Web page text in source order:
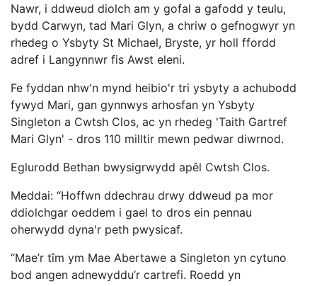
Nawr, i ddweud diolch am y gofal a gafodd y teulu,
bydd Carwyn, tad Mari Glyn, a chriw o gefnogwyr yn
rhedeg o Ysbyty St Michael, Bryste, yr holl ffordd
adref i Langynnwr fis Awst eleni.
Fe fyddan nhw'n mynd heibio'r tri ysbyty a achubodd
fywyd Mari, gan gynnwys arhosfan yn Ysbyty
Singleton a Cwtsh Clos, ac yn rhedeg 'Taith Gartref
Mari Glyn' - dros 110 milltir mewn pedwar diwrnod.
Eglurodd Bethan bwysigrwydd apêl Cwtsh Clos.
Meddai: “Hoffwn ddechrau drwy ddweud pa mor
ddiolchgar oeddem i gael to dros ein pennau
oherwydd dyna'r peth pwysicaf.
“Mae’r tîm ym Mae Abertawe a Singleton yn cytuno
bod angen adnewyddu’r cartrefi. Roedd yn